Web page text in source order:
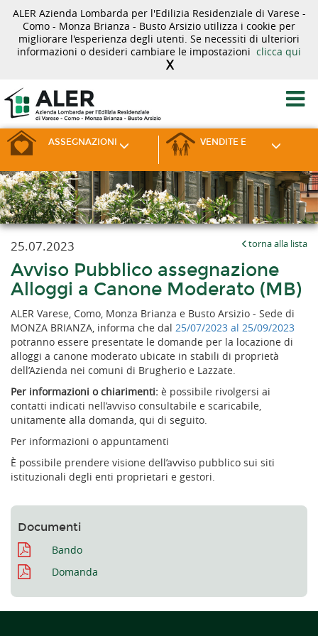
ALER Azienda Lombarda per l'Edilizia Residenziale di Varese -
Como - Monza Brianza - Busto Arsizio utilizza i cookie per
migliorare l'esperienza degli utenti. Se necessiti di ulteriori
informazioni o desideri cambiare le impostazioni clicca qui
X
ASSEGNAZIONI VENDITE E
25.07.2023 torna alla lista
Avviso Pubblico assegnazione
Alloggi a Canone Moderato (MB)
ALER Varese, Como, Monza Brianza e Busto Arsizio - Sede di
MONZA BRIANZA, informa che dal 25/07/2023 al 25/09/2023
potranno essere presentate le domande per la locazione di
alloggi a canone moderato ubicate in stabili di proprietà
dell’Azienda nei comuni di Brugherio e Lazzate.
Per informazioni o chiarimenti: è possibile rivolgersi ai
contatti indicati nell’avviso consultabile e scaricabile,
unitamente alla domanda, qui di seguito.
Per informazioni o appuntamenti
È possibile prendere visione dell’avviso pubblico sui siti
istituzionali degli enti proprietari e gestori.
Documenti
Bando
Domanda